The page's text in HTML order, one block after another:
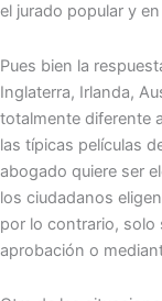
el jurado popular y
Pues bien la
Inglaterra, Irlanda,
totalmente diferente
las típicas películas
abogado quiere ser
los ciudadanos
por lo contrario, solo
aprobación o